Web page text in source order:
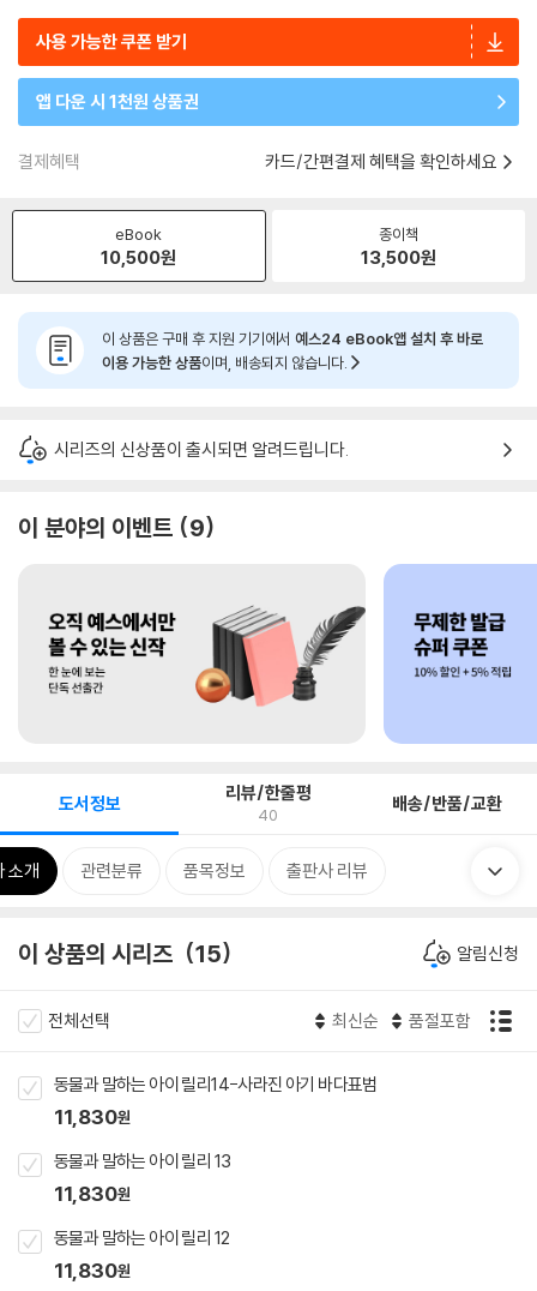
사용 가능한 쿠폰 받기
앱 다운 시 1천원 상품권
결제혜택 카드/간편결제 혜택을 확인하세요
eBook
10,500원
종이책
13,500원
이 상품은 구매 후 지원 기기에서 예스24 eBook앱 설치 후 바로
이용 가능한 상품이며, 배송되지 않습니다.
시리즈의 신상품이 출시되면 알려드립니다.
이 분야의 이벤트 9
도서정보 리뷰/한줄평
40 배송/반품/교환
소개 관련분류 품목정보 출판사 리뷰
이 상품의 시리즈 15 알림신청
전체선택 최신순 품절포함
동물과 말하는 아이 릴리14-사라진 아기 바다표범
11,830원
동물과 말하는 아이 릴리 13
11,830원
동물과 말하는 아이 릴리 12
11,830원